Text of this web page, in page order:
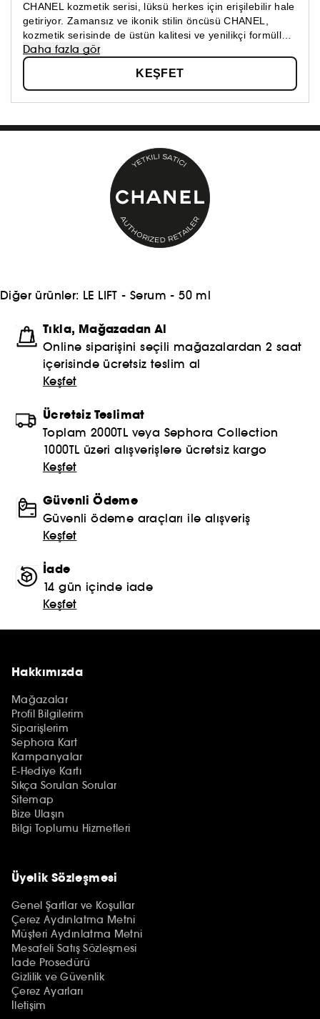
CHANEL kozmetik serisi, lüksü herkes için erişilebilir hale
getiriyor. Zamansız ve ikonik stilin öncüsü CHANEL,
kozmetik serisinde de üstün kalitesi ve yenilikçi formülleri
ile fark yaratmaya devam ediyor. Cilt bakım, makyaj ve
parfüm kategorilerinde CHANEL ayrıcalığını keşfedin!
Daha fazla gör
KEŞFET
Diğer ürünler: LE LIFT - Serum - 50 ml
Tıkla, Mağazadan Al
Online siparişini seçili mağazalardan 2 saat
içerisinde ücretsiz teslim al
Keşfet
Ücretsiz Teslimat
Toplam 2000TL veya Sephora Collection
1000TL üzeri alışverişlere ücretsiz kargo
Keşfet
Güvenli Ödeme
Güvenli ödeme araçları ile alışveriş
Keşfet
İade
14 gün içinde iade
Keşfet
Hakkımızda
Mağazalar
Profil Bilgilerim
Siparişlerim
Sephora Kart
Kampanyalar
E-Hediye Kartı
Sıkça Sorulan Sorular
Sitemap
Bize Ulaşın
Bilgi Toplumu Hizmetleri
Üyelik Sözleşmesi
Genel Şartlar ve Koşullar
Çerez Aydınlatma Metni
Müşteri Aydınlatma Metni
Mesafeli Satış Sözleşmesi
İade Prosedürü
Gizlilik ve Güvenlik
Çerez Ayarları
İletişim